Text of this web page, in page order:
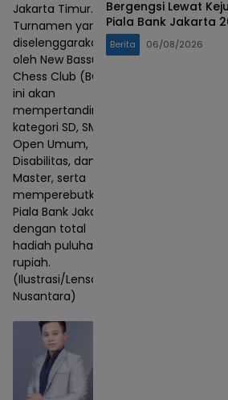
Jakarta Timur.
Turnamen yang
diselenggarakan
oleh New Bassura
Chess Club (BCC)
ini akan
mempertandingkan
kategori SD, SMP,
Open Umum,
Disabilitas, dan
Master, serta
memperebutkan
Piala Bank Jakarta
dengan total
hadiah puluhan juta
rupiah.
(Ilustrasi/Lensa
Nusantara)
Bergengsi Lewat
Piala Bank Jakarta
Berita 06/08/2026